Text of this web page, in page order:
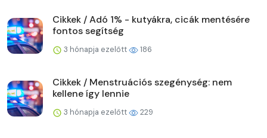
Cikkek / Adó 1% - kutyákra, cicák mentésére
fontos segítség
3 hónapja ezelőtt 186
Cikkek / Menstruációs szegénység: nem
kellene így lennie
3 hónapja ezelőtt 229